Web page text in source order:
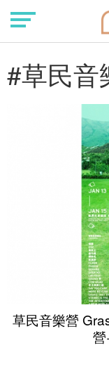
#草民音
草民音樂營